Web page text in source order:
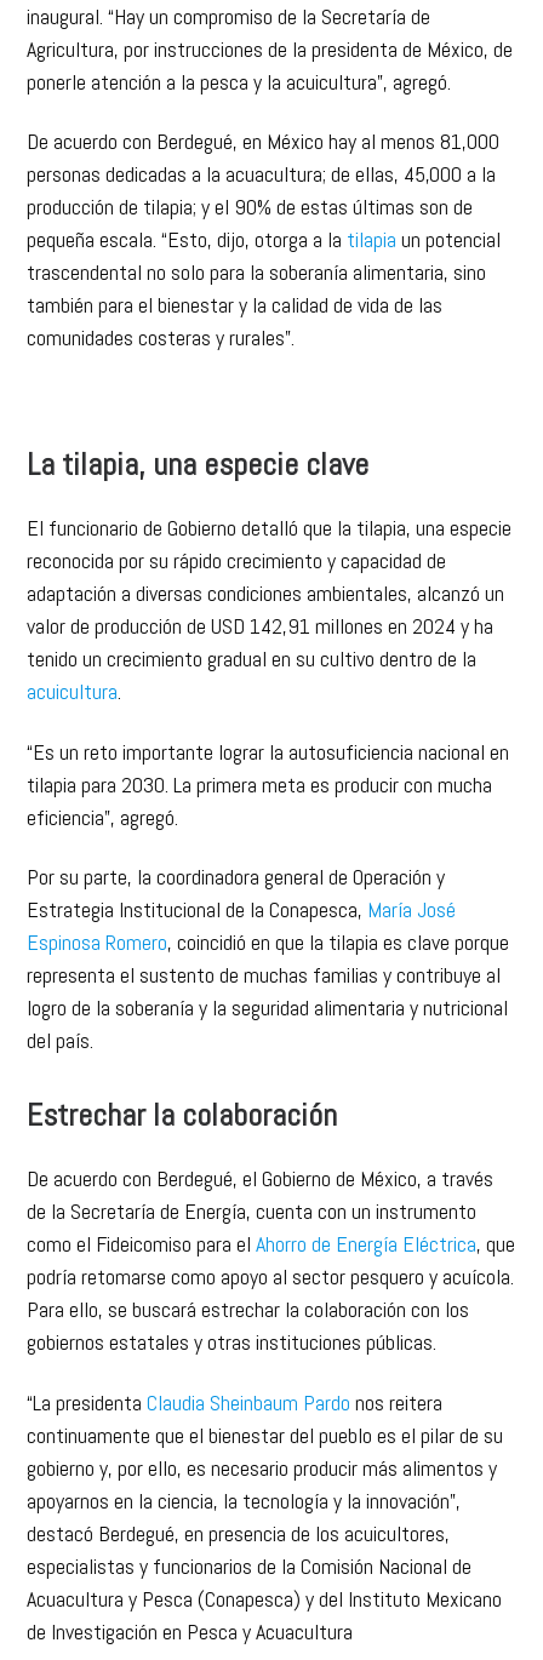
inaugural. “Hay un compromiso de la Secretaría de
Agricultura, por instrucciones de la presidenta de México, de
ponerle atención a la pesca y la acuicultura”, agregó.
De acuerdo con Berdegué, en México hay al menos 81,000
personas dedicadas a la acuacultura; de ellas, 45,000 a la
producción de tilapia; y el 90% de estas últimas son de
pequeña escala. “Esto, dijo, otorga a la tilapiaun potencial
trascendental no solo para la soberanía alimentaria, sino
también para el bienestar y la calidad de vida de las
comunidades costeras y rurales”.
La tilapia, una especie clave
El funcionario de Gobierno detalló que la tilapia, una especie
reconocida por su rápido crecimiento y capacidad de
adaptación a diversas condiciones ambientales, alcanzó un
valor de producción de USD 142,91 millones en 2024 y ha
tenido un crecimiento gradual en su cultivo dentro de la
acuicultura.
“Es un reto importante lograr la autosuficiencia nacional en
tilapia para 2030. La primera meta es producir con mucha
eficiencia”, agregó.
Por su parte, la coordinadora general de Operación y
Estrategia Institucional de la Conapesca, María José
Espinosa Romero, coincidió en que la tilapia es clave porque
representa el sustento de muchas familias y contribuye al
logro de la soberanía y la seguridad alimentaria y nutricional
del país.
Estrechar la colaboración
De acuerdo con Berdegué, el Gobierno de México, a través
de la Secretaría de Energía, cuenta con un instrumento
como el Fideicomiso para elAhorro de Energía Eléctrica, que
podría retomarse como apoyo al sector pesquero y acuícola.
Para ello, se buscará estrechar la colaboración con los
gobiernos estatales y otras instituciones públicas.
“La presidentaClaudia Sheinbaum Pardonos reitera
continuamente que el bienestar del pueblo es el pilar de su
gobierno y, por ello, es necesario producir más alimentos y
apoyarnos en la ciencia, la tecnología y la innovación”,
destacó Berdegué, en presencia de los acuicultores,
especialistas y funcionarios de la Comisión Nacional de
Acuacultura y Pesca (Conapesca) y del Instituto Mexicano
de Investigación en Pesca y Acuacultura